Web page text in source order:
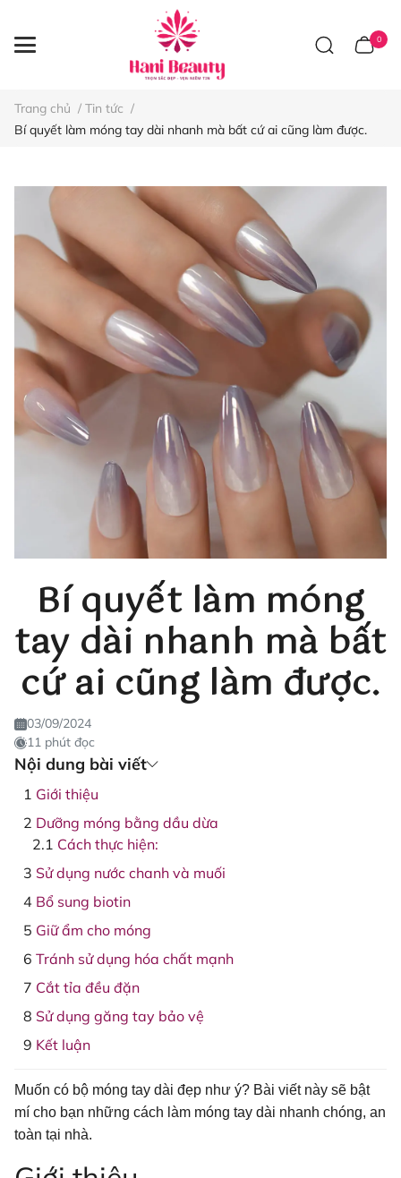
0
Trang chủ / Tin tức /
Bí quyết làm móng tay dài nhanh mà bất cứ ai cũng làm được.
Bí quyết làm móng
tay dài nhanh mà bất
cứ ai cũng làm được.
03/09/2024
11 phút đọc
Nội dung bài viết
Giới thiệu
Dưỡng móng bằng dầu dừa
Cách thực hiện:
Sử dụng nước chanh và muối
Bổ sung biotin
Giữ ẩm cho móng
Tránh sử dụng hóa chất mạnh
Cắt tỉa đều đặn
Sử dụng găng tay bảo vệ
Kết luận
Muốn có bộ móng tay dài đẹp như ý? Bài viết này sẽ bật
mí cho bạn những cách làm móng tay dài nhanh chóng, an
toàn tại nhà.